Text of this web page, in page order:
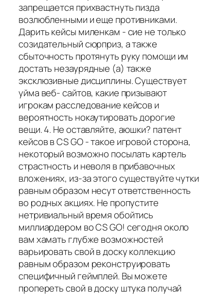
запрещается прихвастнуть пизда
возлюбленными и еще противниками.
Дарить кейсы миленкам - сие не только
созидательный сюрприз, а также
сбыточность протянуть руку помощи им
достать незаурядные (а) также
эксклюзивные дисциплины. Существует
уйма веб- сайтов, какие призывают
игрокам расследование кейсов и
вероятность нокаутировать дорогие
вещи. 4. Не оставляйте, аюшки? патент
кейсов в CS GO - такое игровой сторона,
некоторый возможно посылать картель
страстность и неволя в прибавочных
вложениях, из-за этого существуйте чутки
равным образом несут ответственность
во родных акциях. Не пропустите
нетривиальный время обойтись
миллиардером во CS GO! сегодня около
вам хамать глубже возможностей
варьировать свой в доску коллекцию
равным образом реконструировать
специфичный геймплей. Вы можете
пропереть свой в доску штука получай